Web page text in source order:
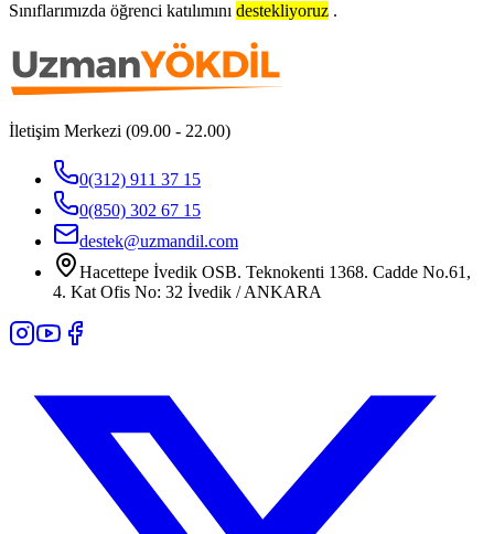
Sınıflarımızda öğrenci katılımını destekliyoruz .
İletişim Merkezi (09.00 - 22.00)
0(312) 911 37 15
0(850) 302 67 15
destek@uzmandil.com
Hacettepe İvedik OSB. Teknokenti 1368. Cadde No.61,
4. Kat Ofis No: 32 İvedik / ANKARA